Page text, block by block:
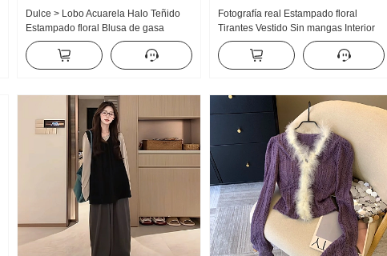
Dulce > Lobo Acuarela Halo Teñido
Estampado floral Blusa de gasa
Cuadrado Mujer Collar Diseño
Sentido Adelgazante Lucha Toma
Camisa pequeña Top
Fotografía real Estampado floral
Tirantes Vestido Sin mangas Interior
Partido Falda de longitud media
HOLGAZÁN Viento Suéter 2 Conjunto